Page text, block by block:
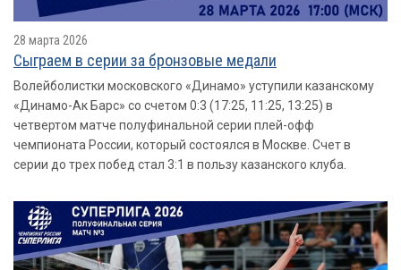
28 марта 2026
Сыграем в серии за бронзовые медали
Волейболистки московского «Динамо» уступили казанскому
«Динамо-Ак Барс» со счетом 0:3 (17:25, 11:25, 13:25) в
четвертом матче полуфинальной серии плей-офф
чемпионата России, который состоялся в Москве. Счет в
серии до трех побед стал 3:1 в пользу казанского клуба.